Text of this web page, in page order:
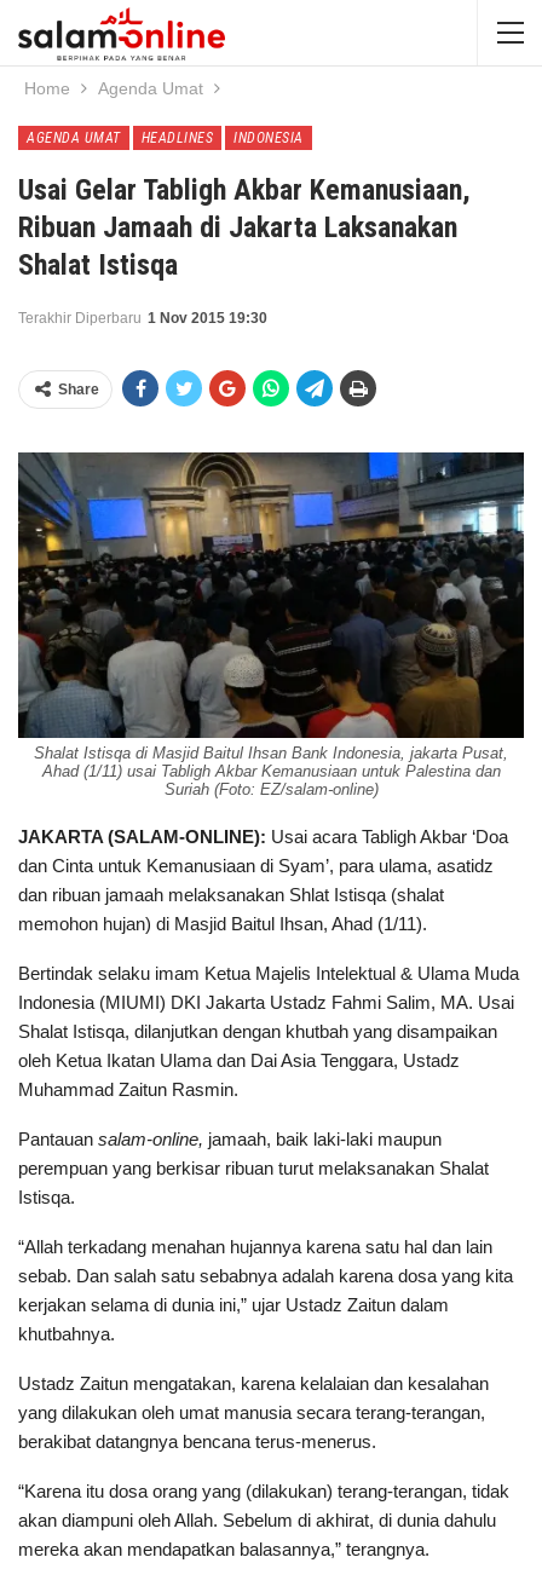
Home Agenda Umat
AGENDA UMAT HEADLINES INDONESIA
Usai Gelar Tabligh Akbar Kemanusiaan,
Ribuan Jamaah di Jakarta Laksanakan
Shalat Istisqa
Terakhir Diperbaru 1 Nov 2015 19:30
Share
Shalat Istisqa di Masjid Baitul Ihsan Bank Indonesia, jakarta Pusat,
Ahad (1/11) usai Tabligh Akbar Kemanusiaan untuk Palestina dan
Suriah (Foto: EZ/salam-online)
JAKARTA (SALAM-ONLINE): Usai acara Tabligh Akbar ‘Doa
dan Cinta untuk Kemanusiaan di Syam’, para ulama, asatidz
dan ribuan jamaah melaksanakan Shlat Istisqa (shalat
memohon hujan) di Masjid Baitul Ihsan, Ahad (1/11).
Bertindak selaku imam Ketua Majelis Intelektual & Ulama Muda
Indonesia (MIUMI) DKI Jakarta Ustadz Fahmi Salim, MA. Usai
Shalat Istisqa, dilanjutkan dengan khutbah yang disampaikan
oleh Ketua Ikatan Ulama dan Dai Asia Tenggara, Ustadz
Muhammad Zaitun Rasmin.
Pantauan salam-online, jamaah, baik laki-laki maupun
perempuan yang berkisar ribuan turut melaksanakan Shalat
Istisqa.
“Allah terkadang menahan hujannya karena satu hal dan lain
sebab. Dan salah satu sebabnya adalah karena dosa yang kita
kerjakan selama di dunia ini,” ujar Ustadz Zaitun dalam
khutbahnya.
Ustadz Zaitun mengatakan, karena kelalaian dan kesalahan
yang dilakukan oleh umat manusia secara terang-terangan,
berakibat datangnya bencana terus-menerus.
“Karena itu dosa orang yang (dilakukan) terang-terangan, tidak
akan diampuni oleh Allah. Sebelum di akhirat, di dunia dahulu
mereka akan mendapatkan balasannya,” terangnya.